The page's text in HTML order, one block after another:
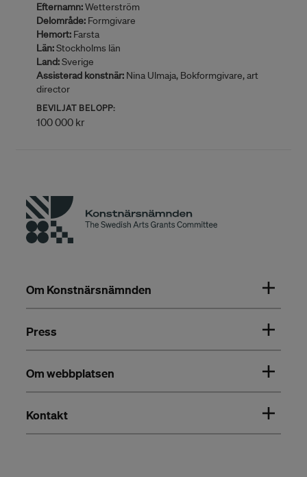
Efternamn:Wetterström
Delområde: Formgivare
Hemort: Farsta
Län:Stockholms län
Land:Sverige
Assisterad konstnär: Nina Ulmaja, Bokformgivare, art
director
BEVILJAT BELOPP:
100 000 kr
Om Konstnärsnämnden
Press
Om webbplatsen
Kontakt